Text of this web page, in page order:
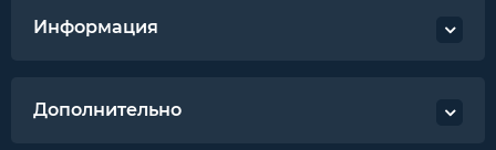
Информация
Дополнительно